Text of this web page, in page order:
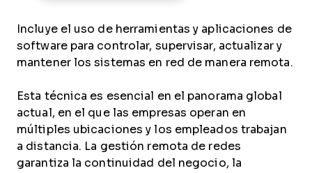
Incluye el uso de herramientas y aplicaciones de
software para controlar, supervisar, actualizar y
mantener los sistemas en red de manera remota.
Esta técnica es esencial en el panorama global
actual, en el que las empresas operan en
múltiples ubicaciones y los empleados trabajan
a distancia. La gestión remota de redes
garantiza la continuidad del negocio, la